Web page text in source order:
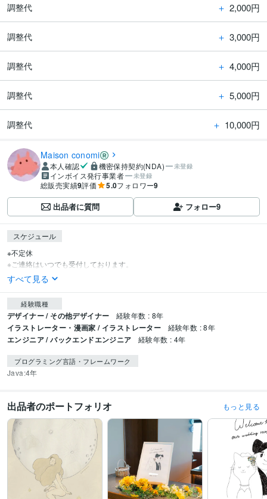
調整代 ＋ 2,000円
調整代 ＋ 3,000円
調整代 ＋ 4,000円
調整代 ＋ 5,000円
調整代 ＋ 10,000円
Maison conomi
本人確認 機密保持契約(NDA) 未登録
インボイス発行事業者 未登録
総販売実績9評価 5.0フォロワー9
出品者に質問 フォロー9
スケジュール
※不定休
※ご連絡はいつでも受付しております。
すべて見る
経験職種
デザイナー / その他デザイナー 経験年数 : 8年
イラストレーター・漫画家 / イラストレーター 経験年数 : 8年
エンジニア / バックエンドエンジニア 経験年数 : 4年
プログラミング言語・フレームワーク
Java:4年
出品者のポートフォリオ もっと見る